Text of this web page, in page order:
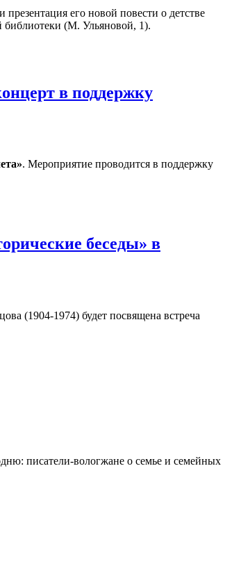
и презентация его новой повести о детстве
библиотеки (М. Ульяновой, 1).
в поддержку
. Мероприятие проводится в поддержку
беседы» в
(1904-1974) будет посвящена встреча
писатели-вологжане о семье и семейных